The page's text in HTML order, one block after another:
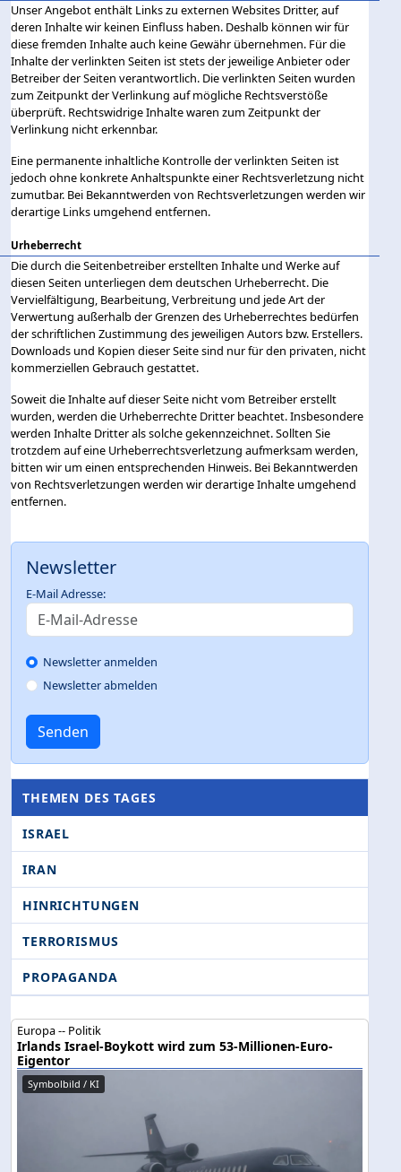
Unser Angebot enthält Links zu externen Websites Dritter, auf
deren Inhalte wir keinen Einfluss haben. Deshalb können wir für
diese fremden Inhalte auch keine Gewähr übernehmen. Für die
Inhalte der verlinkten Seiten ist stets der jeweilige Anbieter oder
Betreiber der Seiten verantwortlich. Die verlinkten Seiten wurden
zum Zeitpunkt der Verlinkung auf mögliche Rechtsverstöße
überprüft. Rechtswidrige Inhalte waren zum Zeitpunkt der
Verlinkung nicht erkennbar.
Eine permanente inhaltliche Kontrolle der verlinkten Seiten ist
jedoch ohne konkrete Anhaltspunkte einer Rechtsverletzung nicht
zumutbar. Bei Bekanntwerden von Rechtsverletzungen werden wir
derartige Links umgehend entfernen.
Urheberrecht
Die durch die Seitenbetreiber erstellten Inhalte und Werke auf
diesen Seiten unterliegen dem deutschen Urheberrecht. Die
Vervielfältigung, Bearbeitung, Verbreitung und jede Art der
Verwertung außerhalb der Grenzen des Urheberrechtes bedürfen
der schriftlichen Zustimmung des jeweiligen Autors bzw. Erstellers.
Downloads und Kopien dieser Seite sind nur für den privaten, nicht
kommerziellen Gebrauch gestattet.
Soweit die Inhalte auf dieser Seite nicht vom Betreiber erstellt
wurden, werden die Urheberrechte Dritter beachtet. Insbesondere
werden Inhalte Dritter als solche gekennzeichnet. Sollten Sie
trotzdem auf eine Urheberrechtsverletzung aufmerksam werden,
bitten wir um einen entsprechenden Hinweis. Bei Bekanntwerden
von Rechtsverletzungen werden wir derartige Inhalte umgehend
entfernen.
Newsletter
E-Mail Adresse:
Newsletter anmelden
Newsletter abmelden
Senden
THEMEN DES TAGES
ISRAEL
IRAN
HINRICHTUNGEN
TERRORISMUS
PROPAGANDA
Europa -- Politik
Irlands Israel-Boykott wird zum 53-Millionen-Euro-
Eigentor
Symbolbild / KI